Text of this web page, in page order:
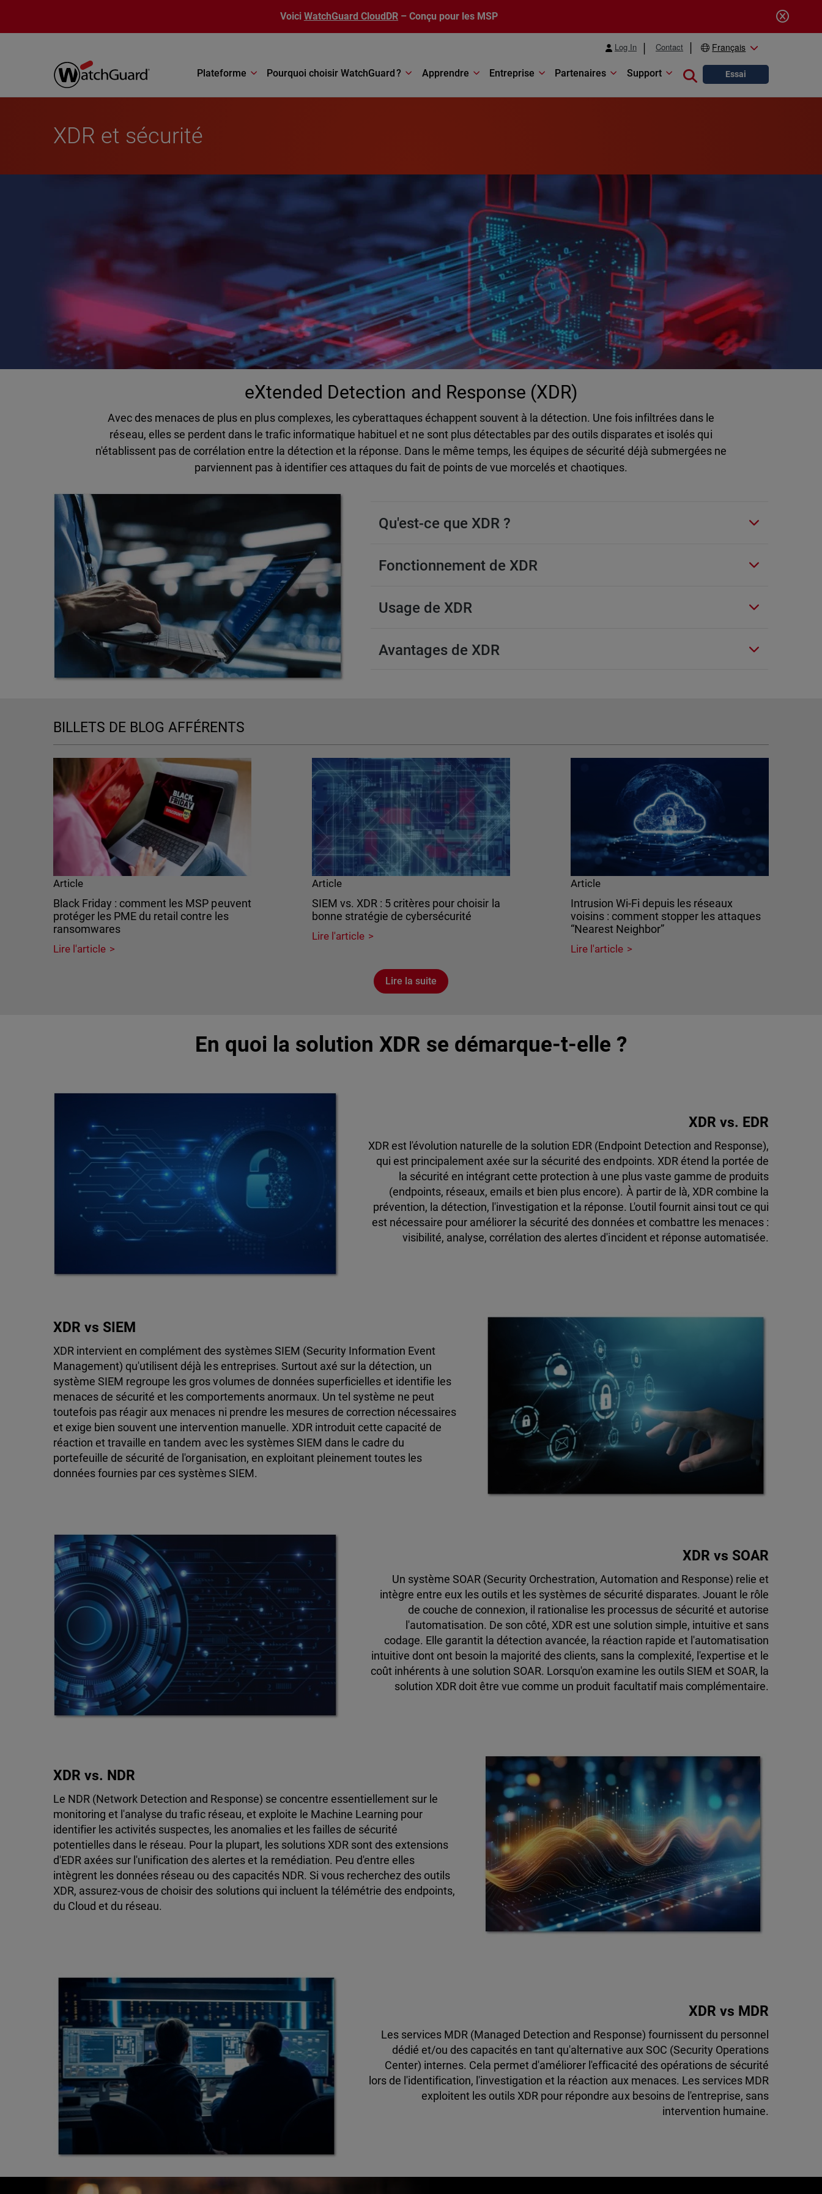
Voici WatchGuard CloudDR – Conçu pour les MSP
Log In Contact Français
Plateforme Pourquoi choisir WatchGuard ? Apprendre Entreprise Partenaires Support Close search
Essai
XDR et sécurité
eXtended Detection and Response (XDR)
Avec des menaces de plus en plus complexes, les cyberattaques échappent souvent à la détection. Une fois infiltrées dans le
réseau, elles se perdent dans le trafic informatique habituel et ne sont plus détectables par des outils disparates et isolés qui
n'établissent pas de corrélation entre la détection et la réponse. Dans le même temps, les équipes de sécurité déjà submergées ne
parviennent pas à identifier ces attaques du fait de points de vue morcelés et chaotiques.
Qu'est-ce que XDR ?
Fonctionnement de XDR
Usage de XDR
Avantages de XDR
BILLETS DE BLOG AFFÉRENTS
Article
Black Friday : comment les MSP peuvent
protéger les PME du retail contre les
ransomwares
Lire l'article
Article
SIEM vs. XDR : 5 critères pour choisir la
bonne stratégie de cybersécurité
Lire l'article
Article
Intrusion Wi-Fi depuis les réseaux
voisins : comment stopper les attaques
“Nearest Neighbor”
Lire l'article
Lire la suite
En quoi la solution XDR se démarque-t-elle ?
XDR vs. EDR
XDR est l'évolution naturelle de la solution EDR (Endpoint Detection and Response),
qui est principalement axée sur la sécurité des endpoints. XDR étend la portée de
la sécurité en intégrant cette protection à une plus vaste gamme de produits
(endpoints, réseaux, emails et bien plus encore). À partir de là, XDR combine la
prévention, la détection, l'investigation et la réponse. L'outil fournit ainsi tout ce qui
est nécessaire pour améliorer la sécurité des données et combattre les menaces :
visibilité, analyse, corrélation des alertes d'incident et réponse automatisée.
XDR vs SIEM
XDR intervient en complément des systèmes SIEM (Security Information Event
Management) qu'utilisent déjà les entreprises. Surtout axé sur la détection, un
système SIEM regroupe les gros volumes de données superficielles et identifie les
menaces de sécurité et les comportements anormaux. Un tel système ne peut
toutefois pas réagir aux menaces ni prendre les mesures de correction nécessaires
et exige bien souvent une intervention manuelle. XDR introduit cette capacité de
réaction et travaille en tandem avec les systèmes SIEM dans le cadre du
portefeuille de sécurité de l'organisation, en exploitant pleinement toutes les
données fournies par ces systèmes SIEM.
XDR vs SOAR
Un système SOAR (Security Orchestration, Automation and Response) relie et
intègre entre eux les outils et les systèmes de sécurité disparates. Jouant le rôle
de couche de connexion, il rationalise les processus de sécurité et autorise
l'automatisation. De son côté, XDR est une solution simple, intuitive et sans
codage. Elle garantit la détection avancée, la réaction rapide et l'automatisation
intuitive dont ont besoin la majorité des clients, sans la complexité, l'expertise et le
coût inhérents à une solution SOAR. Lorsqu'on examine les outils SIEM et SOAR, la
solution XDR doit être vue comme un produit facultatif mais complémentaire.
XDR vs. NDR
Le NDR (Network Detection and Response) se concentre essentiellement sur le
monitoring et l'analyse du trafic réseau, et exploite le Machine Learning pour
identifier les activités suspectes, les anomalies et les failles de sécurité
potentielles dans le réseau. Pour la plupart, les solutions XDR sont des extensions
d'EDR axées sur l'unification des alertes et la remédiation. Peu d'entre elles
intègrent les données réseau ou des capacités NDR. Si vous recherchez des outils
XDR, assurez-vous de choisir des solutions qui incluent la télémétrie des endpoints,
du Cloud et du réseau.
XDR vs MDR
Les services MDR (Managed Detection and Response) fournissent du personnel
dédié et/ou des capacités en tant qu'alternative aux SOC (Security Operations
Center) internes. Cela permet d'améliorer l'efficacité des opérations de sécurité
lors de l'identification, l'investigation et la réaction aux menaces. Les services MDR
exploitent les outils XDR pour répondre aux besoins de l'entreprise, sans
intervention humaine.